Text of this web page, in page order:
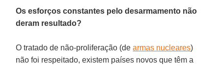
Os esforços constantes pelo desarmamento não
deram resultado?
O tratado de não-proliferação (dearmas nucleares)
não foi respeitado, existem países novos que têm a